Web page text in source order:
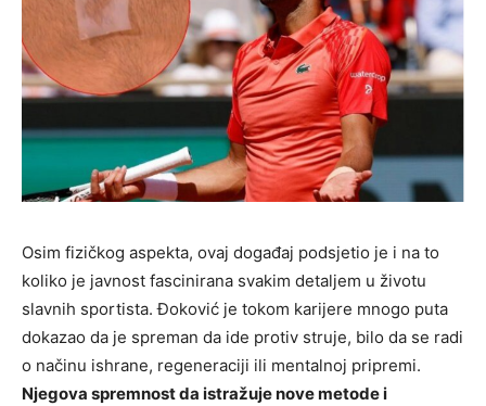
Osim fizičkog aspekta, ovaj događaj podsjetio je i na to
koliko je javnost fascinirana svakim detaljem u životu
slavnih sportista. Đoković je tokom karijere mnogo puta
dokazao da je spreman da ide protiv struje, bilo da se radi
o načinu ishrane, regeneraciji ili mentalnoj pripremi.
Njegova spremnost da istražuje nove metode i